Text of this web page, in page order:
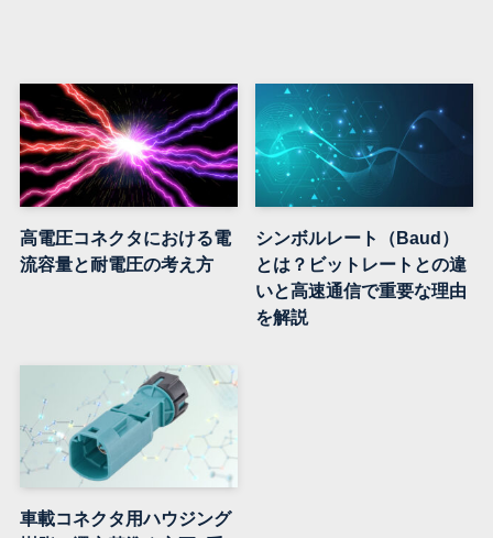
高電圧コネクタにおける電
流容量と耐電圧の考え方
シンボルレート（Baud）
とは？ビットレートとの違
いと高速通信で重要な理由
を解説
車載コネクタ用ハウジング